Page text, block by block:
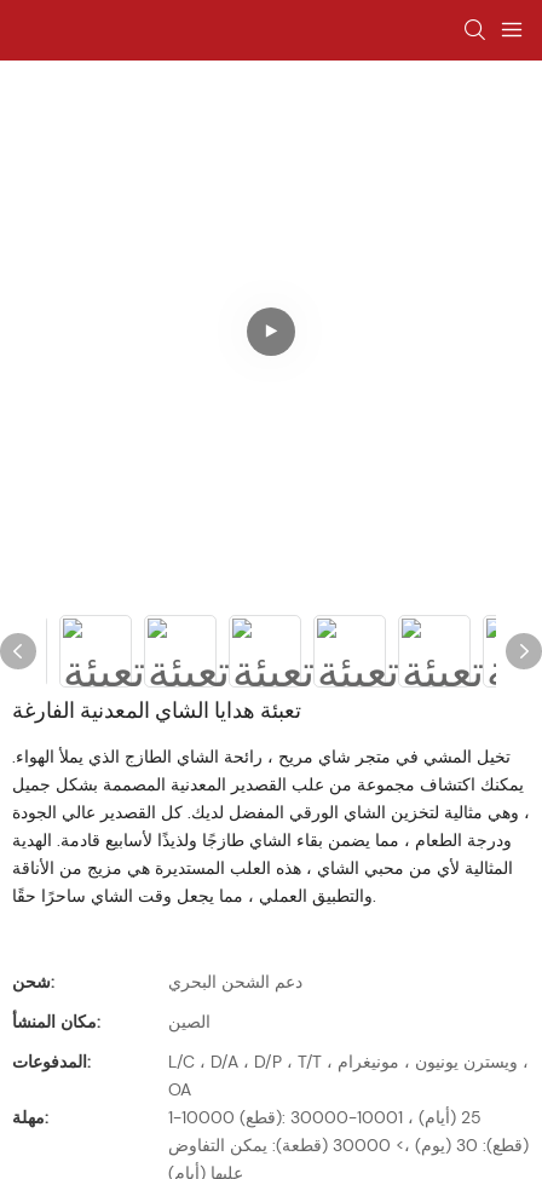
تعبئة هدايا الشاي المعدنية الفارغة
تخيل المشي في متجر شاي مريح ، رائحة الشاي الطازج الذي يملأ الهواء.
يمكنك اكتشاف مجموعة من علب القصدير المعدنية المصممة بشكل جميل
، وهي مثالية لتخزين الشاي الورقي المفضل لديك. كل القصدير عالي الجودة
ودرجة الطعام ، مما يضمن بقاء الشاي طازجًا ولذيذًا لأسابيع قادمة. الهدية
المثالية لأي من محبي الشاي ، هذه العلب المستديرة هي مزيج من الأناقة
والتطبيق العملي ، مما يجعل وقت الشاي ساحرًا حقًا.
شحن:
دعم الشحن البحري
مكان المنشأ:
الصين
المدفوعات:
L/C ، D/A ، D/P ، T/T ، ويسترن يونيون ، مونيغرام ،
OA
مهلة:
1-10000 (قطع): 25 (أيام) ، 10001-30000
(قطع): 30 (يوم) ،> 30000 (قطعة): يمكن التفاوض
عليها (أيام)